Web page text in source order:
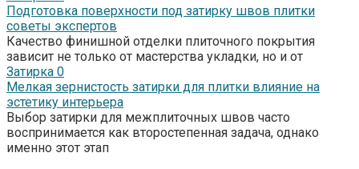
Подготовка поверхности под затирку швов плитки
советы экспертов
Качество финишной отделки плиточного покрытия
зависит не только от мастерства укладки, но и от
Затирка 0
Мелкая зернистость затирки для плитки влияние на
эстетику интерьера
Выбор затирки для межплиточных швов часто
воспринимается как второстепенная задача, однако
именно этот этап